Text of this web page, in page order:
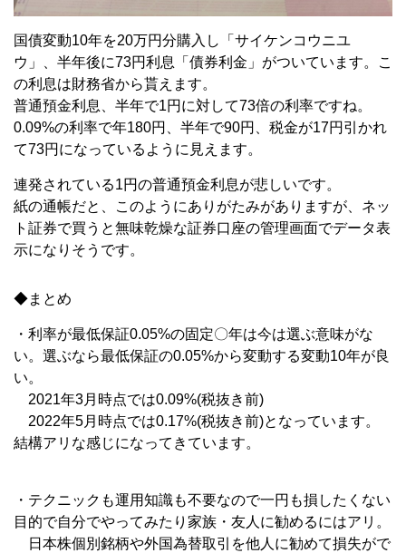
国債変動10年を20万円分購入し「サイケンコウニユ
ウ」、半年後に73円利息「債券利金」がついています。こ
の利息は財務省から貰えます。
普通預金利息、半年で1円に対して73倍の利率ですね。
0.09%の利率で年180円、半年で90円、税金が17円引かれ
て73円になっているように見えます。
連発されている1円の普通預金利息が悲しいです。
紙の通帳だと、このようにありがたみがありますが、ネッ
ト証券で買うと無味乾燥な証券口座の管理画面でデータ表
示になりそうです。
◆まとめ
・利率が最低保証0.05%の固定〇年は今は選ぶ意味がな
い。選ぶなら最低保証の0.05%から変動する変動10年が良
い。
2021年3月時点では0.09%(税抜き前)
2022年5月時点では0.17%(税抜き前)となっています。
結構アリな感じになってきています。
・テクニックも運用知識も不要なので一円も損したくない
目的で自分でやってみたり家族・友人に勧めるにはアリ。
日本株個別銘柄や外国為替取引を他人に勧めて損失がで